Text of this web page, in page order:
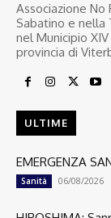
Associazione
Sabatino e nella
nel Municipio
provincia di
ULTIME
EMERGENZA
Sanità 06/08/2026